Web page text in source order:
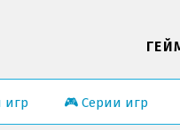
игр 🎮 Серии игр